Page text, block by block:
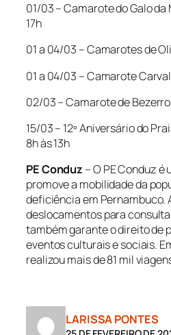
01/03 – Camarote do Galo
17h
01 a 04/03 – Camarotes de
01 a 04/03 – Camarote
02/03 – Camarote de
15/03 – 12º Aniversário do
8h às 13h
PE Conduz – O PE Conduz
promove a mobilidade da
deficiência em Pernambuco.
deslocamentos para
também garante o direito de
eventos culturais e sociais.
realizou mais de 81 mil
LARISSA PONTES